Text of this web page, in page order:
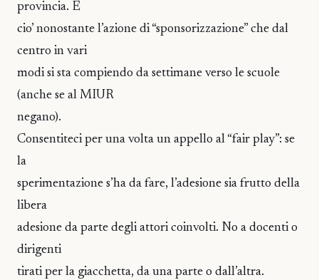
provincia. E
cio’ nonostante l’azione di “sponsorizzazione” che dal
centro in vari
modi si sta compiendo da settimane verso le scuole
(anche se al MIUR
negano).
Consentiteci per una volta un appello al “fair play”: se
la
sperimentazione s’ha da fare, l’adesione sia frutto della
libera
adesione da parte degli attori coinvolti. No a docenti o
dirigenti
tirati per la giacchetta, da una parte o dall’altra.